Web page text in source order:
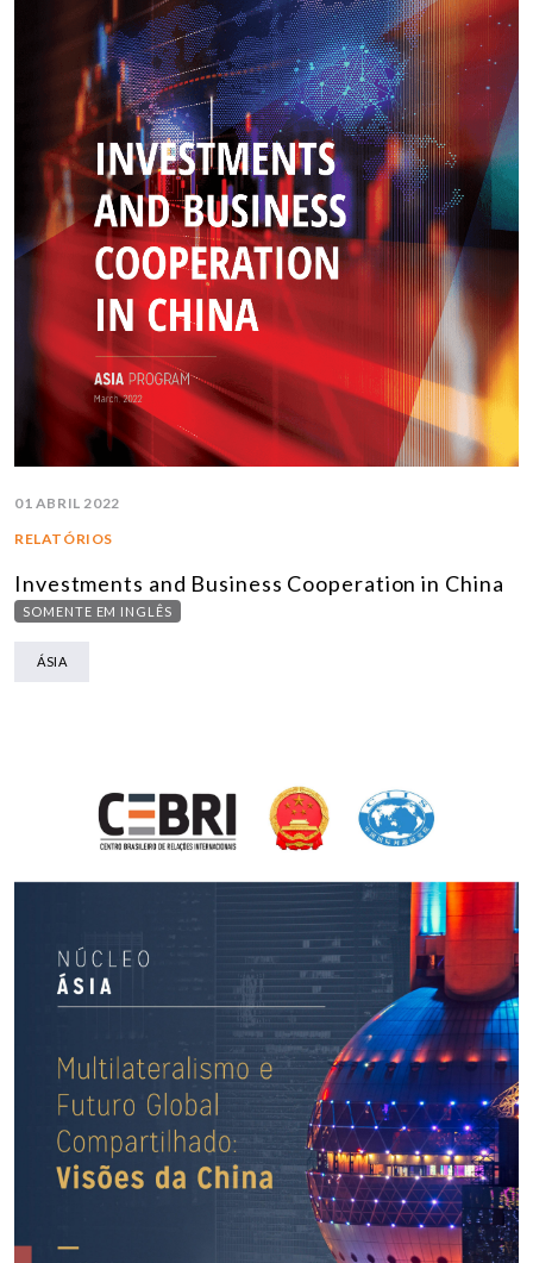
01 ABRIL 2022
RELATÓRIOS
Investments and Business Cooperation in China
SOMENTE EM INGLÊS
ÁSIA